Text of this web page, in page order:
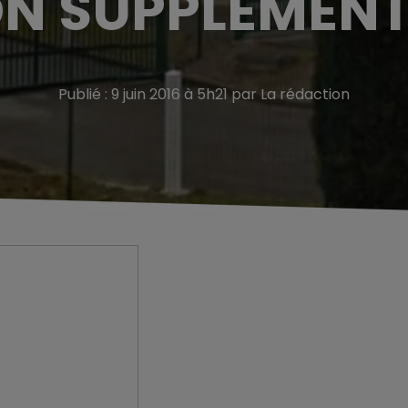
Publié : 9 juin 2016 à 5h21 par La rédaction